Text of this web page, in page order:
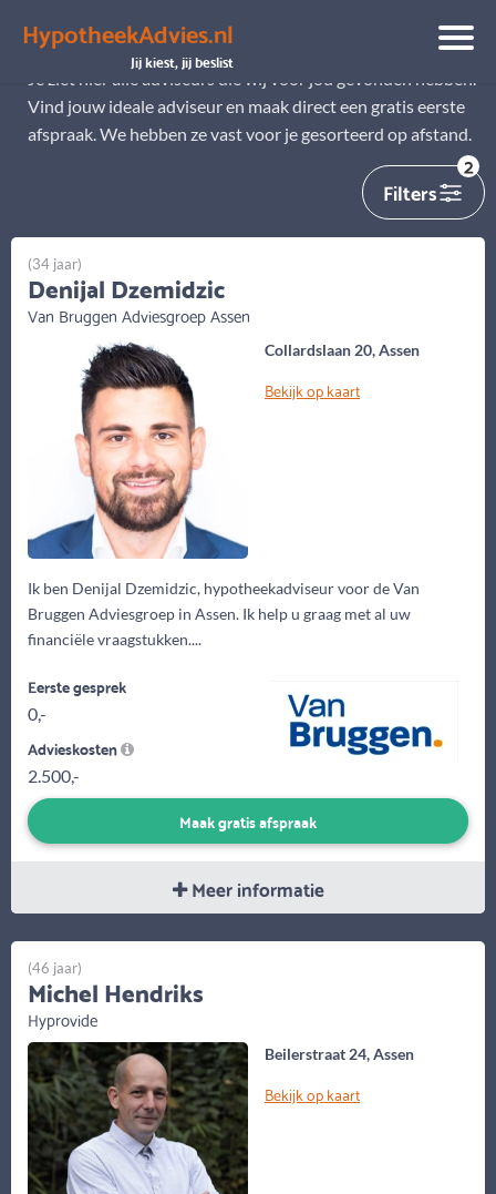
HypotheekAdvies.nl
Jij kiest, jij beslist
Alle adviseurs
Je ziet hier alle adviseurs die wij voor jou gevonden hebben.
Vind jouw ideale adviseur en maak direct een gratis eerste
afspraak. We hebben ze vast voor je gesorteerd op afstand.
Filters
2
Collardslaan 20, Assen
Bekijk op kaart
Ik ben Denijal Dzemidzic, hypotheekadviseur voor de Van
Bruggen Adviesgroep in Assen. Ik help u graag met al uw
financiële vraagstukken....
(34 jaar)
Denijal Dzemidzic
Van Bruggen Adviesgroep Assen
Eerste gesprek
0,-
Advieskosten
2.500,-
Maak gratis afspraak
Meer informatie
Beilerstraat 24, Assen
Bekijk op kaart
(46 jaar)
Michel Hendriks
Hyprovide